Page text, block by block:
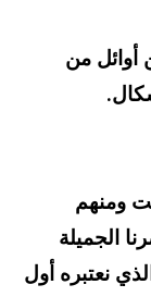
أوائل من
ومنهم
الجميلة
نعتبره أول